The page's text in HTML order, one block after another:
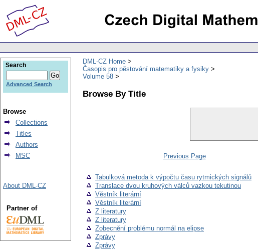
DML-CZ Home
Časopis pro pěstování matematiky a fysiky
Volume 58
Browse By Title
Previous Page
Tabulková metoda k výpočtu času rytmických signálů
Translace dvou kruhových válců vazkou tekutinou
Věstník literární
Věstník literární
Z literatury
Z literatury
Zobecnění problému normál na elipse
Zprávy
Zprávy
Search
Advanced Search
Browse
Collections
Titles
Authors
MSC
About DML-CZ
Partner of